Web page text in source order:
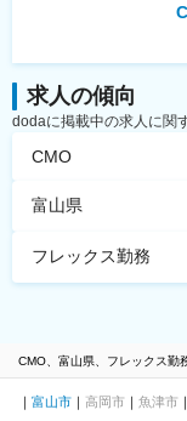
求人の傾向
dodaに掲載中の求人に関
CMO
富山県
フレックス勤務
CMO、富山県、フレックス勤
富山市 高岡市 魚津市